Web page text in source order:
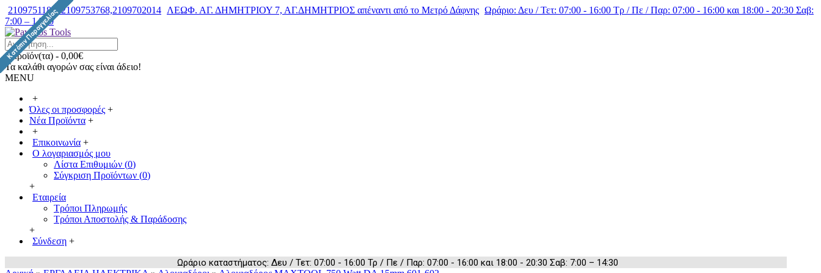
2109751182, 2109753768,2109702014 ΛΕΩΦ. ΑΓ. ΔΗΜΗΤΡΙΟΥ 7, ΑΓ.ΔΗΜΗΤΡΙΟΣ απέναντι από το Μετρό Δάφνης Ωράριο: Δευ / Τετ: 07:00 - 16:00 Τρ / Πε / Παρ: 07:00 - 16:00 και 18:00 - 20:30 Σαβ:
7:00 – 14:30
0 προϊόν(τα) - 0,00€
Τα καλάθι αγορών σας είναι άδειο!
MENU
+
Όλες οι προσφορές +
Νέα Προϊόντα +
+
Επικοινωνία +
Ο λογαριασμός μου
Λίστα Επιθυμιών (0)
Σύγκριση Προϊόντων (0)
+
Εταιρεία
Τρόποι Πληρωμής
Τρόποι Αποστολής & Παράδοσης
+
Σύνδεση +
Ωράριο καταστήματος: Δευ / Τετ: 07:00 - 16:00 Τρ / Πε / Παρ: 07:00 - 16:00 και 18:00 - 20:30 Σαβ: 7:00 – 14:30